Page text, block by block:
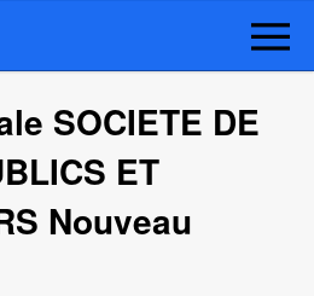
SOCIETE DE
ET
Nouveau